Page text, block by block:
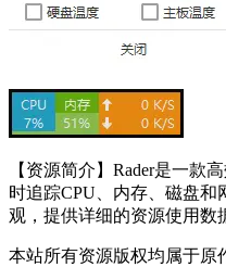
【资源简介】Rader是一款
时追踪CPU、内存、磁盘
观，提供详细的资源使用数
本站所有资源版权均属于原